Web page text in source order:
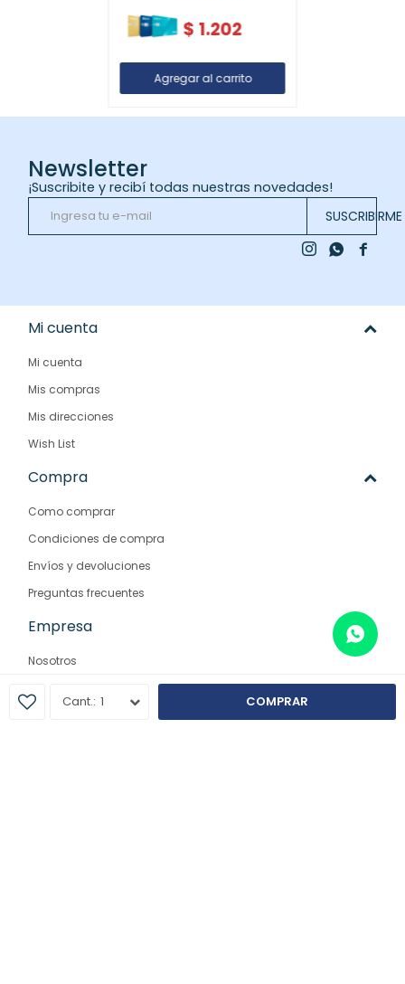
1 COMPRAR
$1.202
Newsletter
¡Suscribite y recibí todas nuestras novedades!
SUSCRIBIRME

 
Mi cuenta
Mi cuenta
Mis compras
Mis direcciones
Wish List
Compra
Como comprar
Condiciones de compra
Envíos y devoluciones
Preguntas frecuentes
Empresa
Nosotros